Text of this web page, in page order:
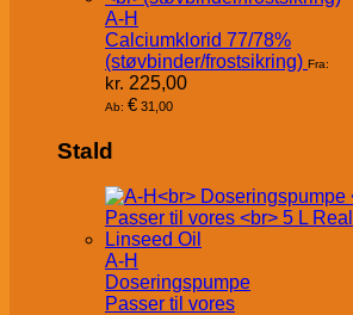
A-H
Calciumklorid 77/78%
(støvbinder/frostsikring) Fra:
kr. 225,00
Ab: € 31,00
Stald
A-H
Doseringspumpe
Passer til vores